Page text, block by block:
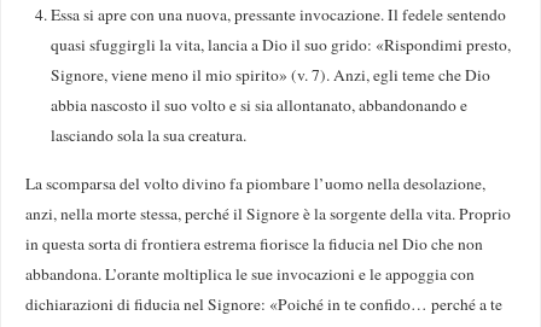
Essa si apre con una nuova, pressante invocazione. Il fedele sentendo
quasi sfuggirgli la vita, lancia a Dio il suo grido: «Rispondimi presto,
Signore, viene meno il mio spirito» (v. 7). Anzi, egli teme che Dio
abbia nascosto il suo volto e si sia allontanato, abbandonando e
lasciando sola la sua creatura.
La scomparsa del volto divino fa piombare l’uomo nella desolazione,
anzi, nella morte stessa, perché il Signore è la sorgente della vita. Proprio
in questa sorta di frontiera estrema fiorisce la fiducia nel Dio che non
abbandona. L’orante moltiplica le sue invocazioni e le appoggia con
dichiarazioni di fiducia nel Signore: «Poiché in te confido… perché a te